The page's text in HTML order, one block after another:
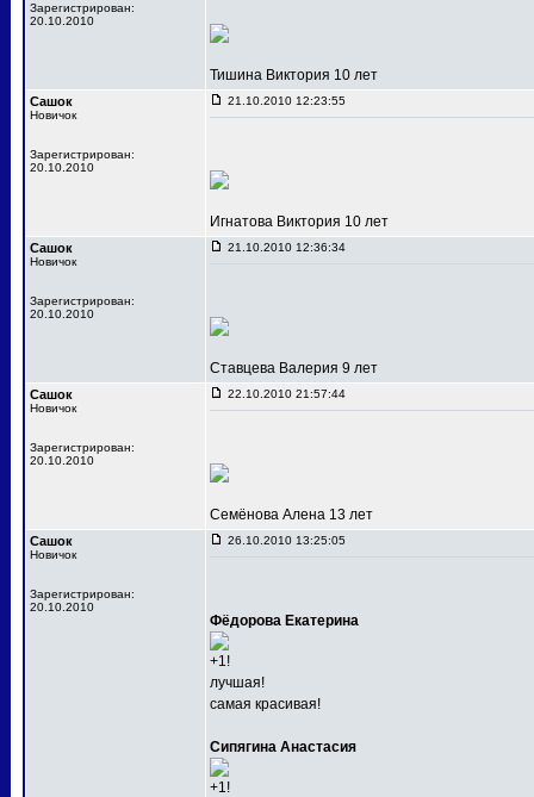
Зарегистрирован:
20.10.2010
Тишина Виктория 10 лет
Сашок
Новичок
Зарегистрирован:
20.10.2010
21.10.2010 12:23:55
Игнатова Виктория 10 лет
Сашок
Новичок
Зарегистрирован:
20.10.2010
21.10.2010 12:36:34
Ставцева Валерия 9 лет
Сашок
Новичок
Зарегистрирован:
20.10.2010
22.10.2010 21:57:44
Семёнова Алена 13 лет
Сашок
Новичок
Зарегистрирован:
20.10.2010
26.10.2010 13:25:05
Фёдорова Екатерина
+1!
лучшая!
самая красивая!
Сипягина Анастасия
+1!